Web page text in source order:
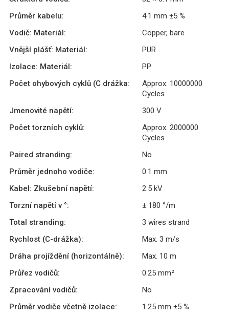
Průměr kabelu:
4.1 mm ±5 %
Vodič: Materiál:
Copper, bare
Vnější plášť: Materiál:
PUR
Izolace: Materiál:
PP
Počet ohybových cyklů (C drážka:
Approx. 10000000
Cycles
Jmenovité napětí:
300 V
Počet torzních cyklů:
Approx. 2000000
Cycles
Paired stranding:
No
Průměr jednoho vodiče:
0.1 mm
Kabel: Zkušební napětí:
2.5 kV
Torzní napětí v °:
± 180 °/m
Total stranding:
3 wires strand
Rychlost (C-drážka):
Max. 3 m/s
Dráha projíždění (horizontálně):
Max. 10 m
Průřez vodičů:
0.25 mm²
Zpracování vodičů:
No
Průměr vodiče včetně izolace:
1.25 mm ±5 %